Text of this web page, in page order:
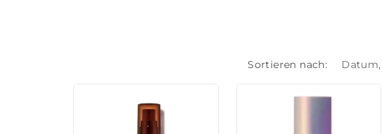
i
o
Sortieren nach: